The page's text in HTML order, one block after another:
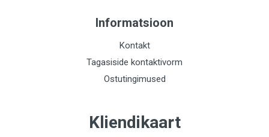
Informatsioon
Kontakt
Tagasiside kontaktivorm
Ostutingimused
Kliendikaart